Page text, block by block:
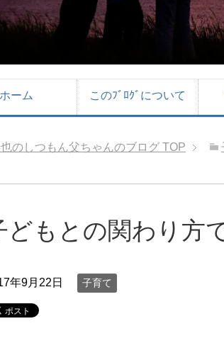
ホーム このﾌﾞﾛｸﾞについて
のしつもん父ちゃんのブログ TOP
どもとの関わり方
年9月22日 子育て